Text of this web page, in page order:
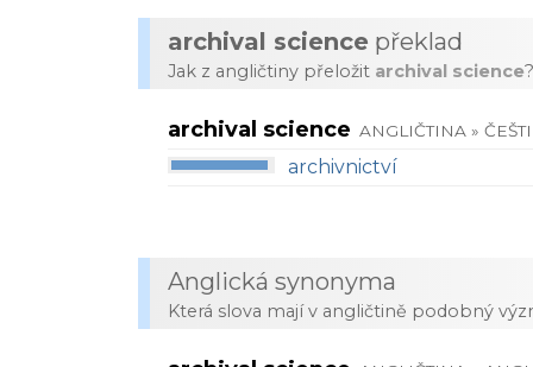
archival science překlad
Jak z angličtiny přeložit archival science?
archival science ANGLIČTINA »
archivnictví
Anglická synonyma
Která slova mají v angličtině podobný